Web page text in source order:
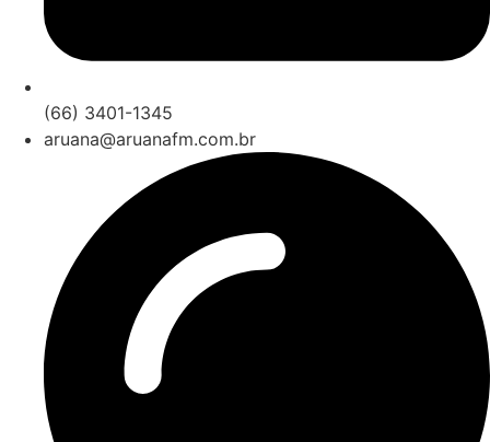
(66) 3401-1345
aruana@aruanafm.com.br